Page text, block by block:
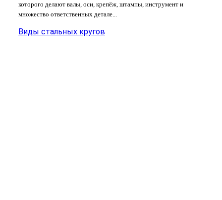
которого делают валы, оси, крепёж, штампы, инструмент и
множество ответственных детале...
Виды стальных кругов